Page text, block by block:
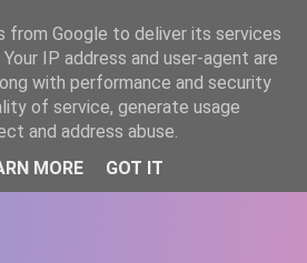
from Google to deliver its services
IP address and user-agent are
with performance and security
of service, generate usage
and address abuse.
MORE
GOT IT